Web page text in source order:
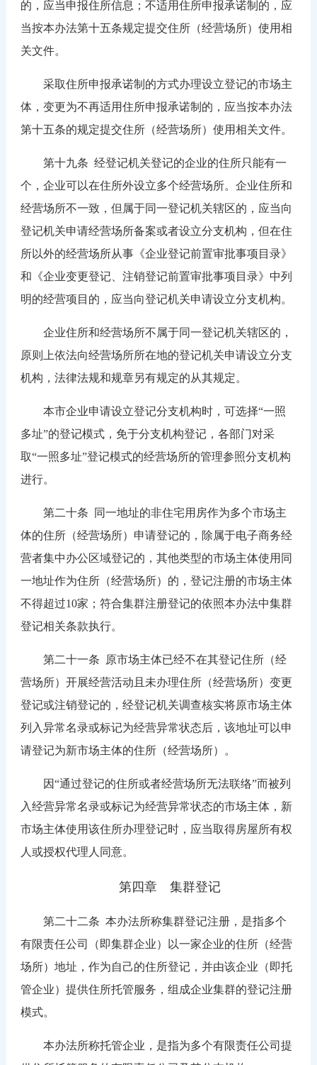
的，应当申报住所信息；不适用住所申报承诺制的，应
当按本办法第十五条规定提交住所（经营场所）使用相
关文件。
采取住所申报承诺制的方式办理设立登记的市场主
体，变更为不再适用住所申报承诺制的，应当按本办法
第十五条的规定提交住所（经营场所）使用相关文件。
第十九条 经登记机关登记的企业的住所只能有一
个，企业可以在住所外设立多个经营场所。企业住所和
经营场所不一致，但属于同一登记机关辖区的，应当向
登记机关申请经营场所备案或者设立分支机构，但在住
所以外的经营场所从事《企业登记前置审批事项目录》
和《企业变更登记、注销登记前置审批事项目录》中列
明的经营项目的，应当向登记机关申请设立分支机构。
企业住所和经营场所不属于同一登记机关辖区的，
原则上依法向经营场所所在地的登记机关申请设立分支
机构，法律法规和规章另有规定的从其规定。
本市企业申请设立登记分支机构时，可选择“一照
多址”的登记模式，免于分支机构登记，各部门对采
取“一照多址”登记模式的经营场所的管理参照分支机构
进行。
第二十条 同一地址的非住宅用房作为多个市场主
体的住所（经营场所）申请登记的，除属于电子商务经
营者集中办公区域登记的，其他类型的市场主体使用同
一地址作为住所（经营场所）的，登记注册的市场主体
不得超过10家；符合集群注册登记的依照本办法中集群
登记相关条款执行。
第二十一条 原市场主体已经不在其登记住所（经
营场所）开展经营活动且未办理住所（经营场所）变更
登记或注销登记的，经登记机关调查核实将原市场主体
列入异常名录或标记为经营异常状态后，该地址可以申
请登记为新市场主体的住所（经营场所）。
因“通过登记的住所或者经营场所无法联络”而被列
入经营异常名录或标记为经营异常状态的市场主体，新
市场主体使用该住所办理登记时，应当取得房屋所有权
人或授权代理人同意。
第四章 集群登记
第二十二条 本办法所称集群登记注册，是指多个
有限责任公司（即集群企业）以一家企业的住所（经营
场所）地址，作为自己的住所登记，并由该企业（即托
管企业）提供住所托管服务，组成企业集群的登记注册
模式。
本办法所称托管企业，是指为多个有限责任公司提